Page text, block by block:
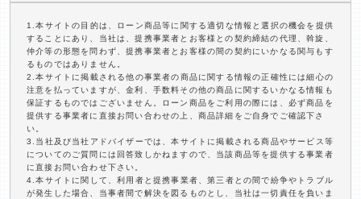
1.本サイトの目的は、ローン商品等に関する適切な情報と選択の機会を提供
することにあり、当社は、提携事業者とお客様との契約締結の代理、斡旋、
仲介等の形態を問わず、提携事業者とお客様の間の契約にいかなる関与もす
るものではありません。
2.本サイトに掲載される他の事業者の商品に関する情報の正確性には細心の
注意を払っていますが、金利、手数料その他の商品に関するいかなる情報も
保証するものではございません。ローン商品をご利用の際には、必ず商品を
提供する事業者に直接お問い合わせの上、商品詳細をご自身でご確認下さ
い。
3.当社及び当社アドバイザーでは、本サイトに掲載される商品やサービス等
についてのご質問には回答致しかねますので、当該商品等を提供する事業者
に直接お問い合わせ下さい。
4.本サイトに関して、利用者と提携事業者、第三者との間で紛争やトラブル
が発生した場合、当事者間で解決を図るものとし、当社は一切責任を負いま